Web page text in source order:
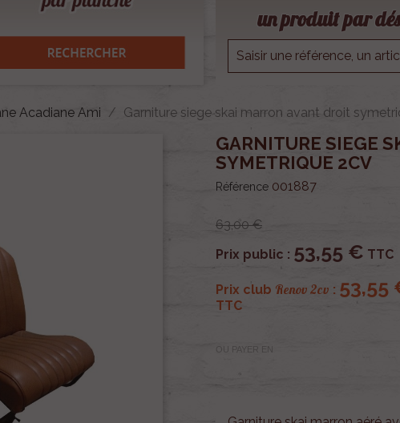
un produit par
Acadiane Ami Garniture siege skai marron avant droit
GARNITURE SIEGE
SYMETRIQUE 2CV
Référence 001887
63,00 €
Prix public : 53,55 € TTC
Prix club Renov 2cv : 53,55
TTC
OU PAYER EN